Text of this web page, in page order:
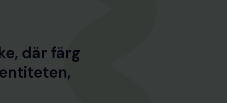
där färg